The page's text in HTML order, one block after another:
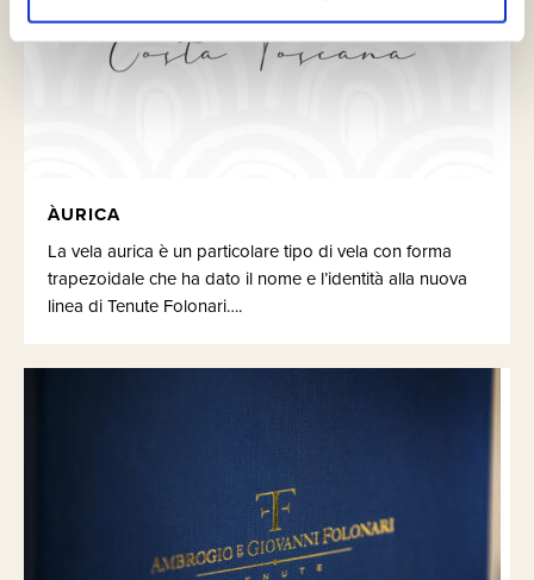
ÀURICA
La vela aurica è un particolare tipo di vela con forma
trapezoidale che ha dato il nome e l’identità alla nuova
linea di Tenute Folonari….